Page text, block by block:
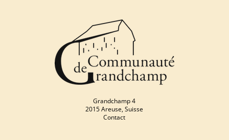
Grandchamp 4
2015 Areuse, Suisse
Contact